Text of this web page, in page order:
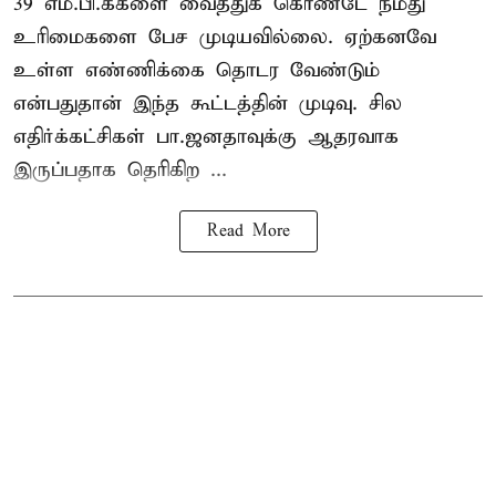
உரிமைகளை பேச முடியவில்லை. ஏற்கனவே
உள்ள எண்ணிக்கை தொடர வேண்டும்
என்பதுதான் இந்த கூட்டத்தின் முடிவு. சில
எதிர்க்கட்சிகள் பா.ஜனதாவுக்கு ஆதரவாக
இருப்பதாக தெரிகிற ...
Read More